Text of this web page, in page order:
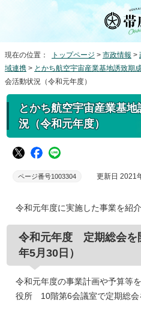
現在の位置： トップページ > 市政情報 >
域連携 > とかち航空宇宙産業基地誘致期
会活動状況（令和元年度）
とかち航空宇宙産業基
況（令和元年度）
ページ番号1003304 更新日 2021
令和元年度に実施した事業を紹介
令和元年度 定期総会を
年5月30日）
令和元年度の事業計画や予算等
役所 10階第6会議室で定期総会